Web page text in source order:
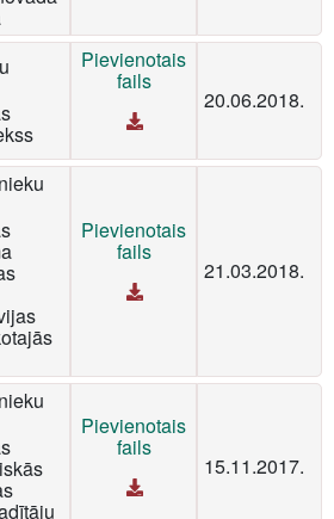
Pievienotais
fails
20.06.2018.
Pievienotais
fails
21.03.2018.
Pievienotais
fails
15.11.2017.